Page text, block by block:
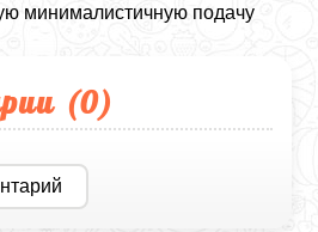
минималистичную подачу
(0)